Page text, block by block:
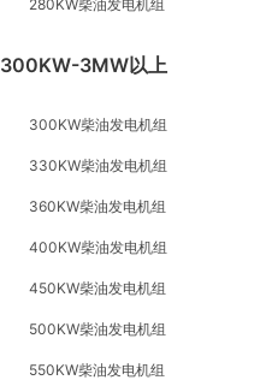
280KW柴油发电机组
300KW-3MW以上
300KW柴油发电机组
330KW柴油发电机组
360KW柴油发电机组
400KW柴油发电机组
450KW柴油发电机组
500KW柴油发电机组
550KW柴油发电机组